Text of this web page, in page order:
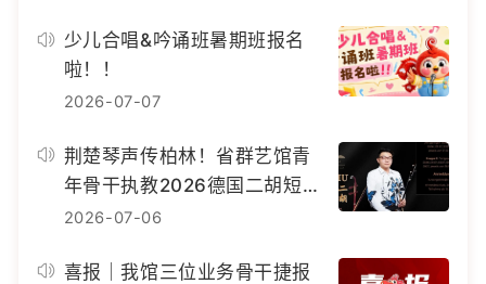
少儿合唱&吟诵班暑期班报名
啦！！
2026-07-07
荆楚琴声传柏林！省群艺馆青
年骨干执教2026德国二胡短
训班
2026-07-06
喜报｜我馆三位业务骨干捷报